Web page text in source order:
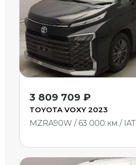
3 809 709 ₽
TOYOTA VOXY 2023
MZRA90W / 63 000 км / IAT